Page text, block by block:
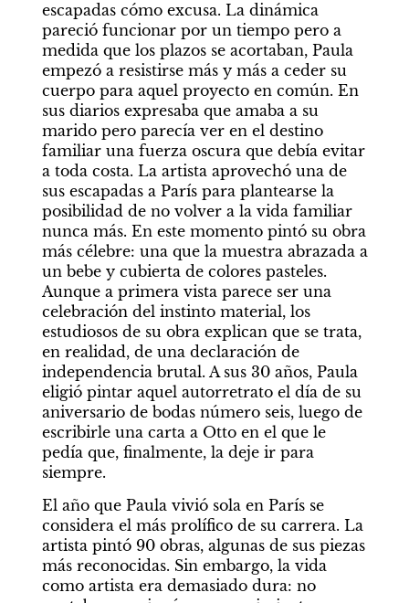
escapadas cómo excusa. La dinámica
pareció funcionar por un tiempo pero a
medida que los plazos se acortaban, Paula
empezó a resistirse más y más a ceder su
cuerpo para aquel proyecto en común. En
sus diarios expresaba que amaba a su
marido pero parecía ver en el destino
familiar una fuerza oscura que debía evitar
a toda costa. La artista aprovechó una de
sus escapadas a París para plantearse la
posibilidad de no volver a la vida familiar
nunca más. En este momento pintó su obra
más célebre: una que la muestra abrazada a
un bebe y cubierta de colores pasteles.
Aunque a primera vista parece ser una
celebración del instinto material, los
estudiosos de su obra explican que se trata,
en realidad, de una declaración de
independencia brutal. A sus 30 años, Paula
eligió pintar aquel autorretrato el día de su
aniversario de bodas número seis, luego de
escribirle una carta a Otto en el que le
pedía que, finalmente, la deje ir para
siempre.
El año que Paula vivió sola en París se
considera el más prolífico de su carrera. La
artista pintó 90 obras, algunas de sus piezas
más reconocidas. Sin embargo, la vida
como artista era demasiado dura: no